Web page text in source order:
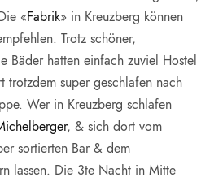
«Fabrik» in Kreuzberg können
Trotz schöner,
Bäder hatten einfach zuviel Hostel
trotzdem super geschlafen nach
Wer in Kreuzberg schlafen
, & sich dort vom
sortierten Bar & dem
lassen. Die 3te Nacht in Mitte